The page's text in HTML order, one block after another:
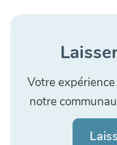
Votre
notre